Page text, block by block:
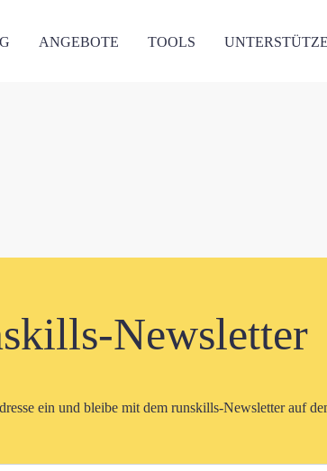
ANGEBOTE TOOLS
Newsletter
ein und bleibe mit dem runskills-Newsletter auf